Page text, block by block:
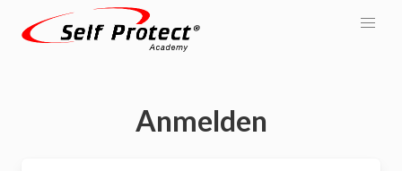
Anmelden